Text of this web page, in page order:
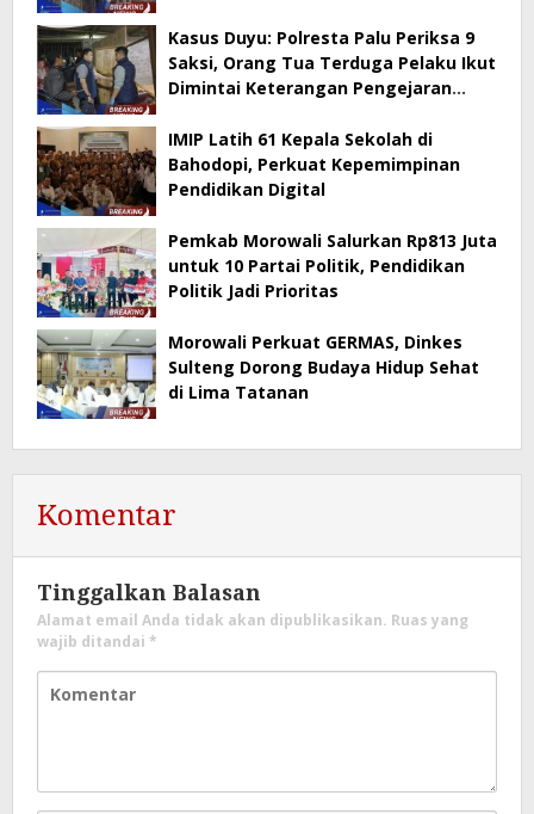
Kasus Duyu: Polresta Palu Periksa 9
Saksi, Orang Tua Terduga Pelaku Ikut
Dimintai Keterangan Pengejaran
IMIP Latih 61 Kepala Sekolah di
Bahodopi, Perkuat Kepemimpinan
Pendidikan Digital
Pemkab Morowali Salurkan Rp813 Juta
untuk 10 Partai Politik, Pendidikan
Politik Jadi Prioritas
Morowali Perkuat GERMAS, Dinkes
Sulteng Dorong Budaya Hidup Sehat
di Lima Tatanan
Komentar
Tinggalkan Balasan
Alamat email Anda tidak akan dipublikasikan. Ruas yang
wajib ditandai *